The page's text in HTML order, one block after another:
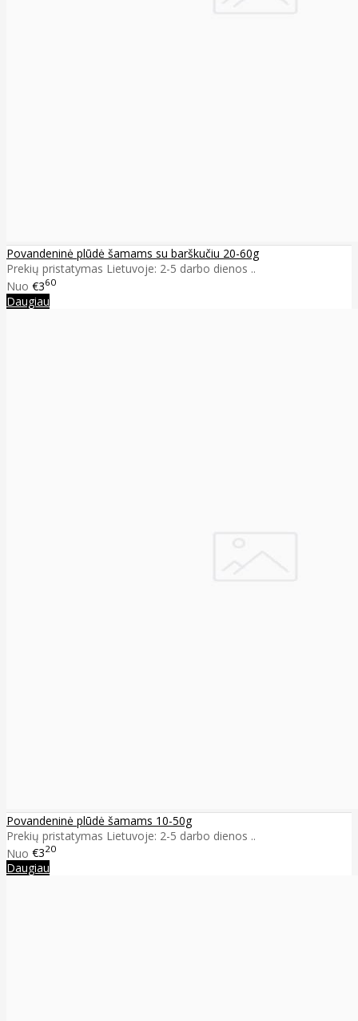
Povandeninė plūdė šamams su barškučiu 20-60g
Prekių pristatymas Lietuvoje: 2-5 darbo dienos ..
Nuo €360
Daugiau
Povandeninė plūdė šamams 10-50g
Prekių pristatymas Lietuvoje: 2-5 darbo dienos ..
Nuo €320
Daugiau